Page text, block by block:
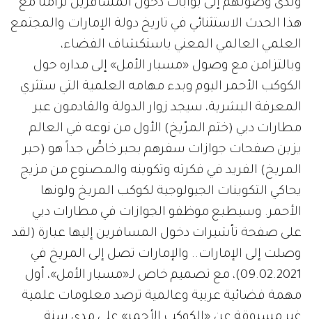
ولدى وصولهم إلى بوابات دخول المسافرين تزامناً مع
هذا الحدث الاستثنائي في تاريخ دولة الإمارات والمجتمع
العلمي العالمي المعني باستكشاف الفضاء،
وبالتزامن مع وصول «مسبار الأمل» إلى مداره حول
الكوكب الأحمر اليوم وبدء مهامه العلمية التي ستثري
المعرفة البشرية، سيجد زوار الدولة والقادمون عبر
مطارات دبي (ختم المرّيخ) الأول من نوعه في العالم
يزين صفحات جوازات سفرهم بحبر خاصٍّ جداً هو (حبر
المريخ) الفريد في فكرته وتكوينه والمصنوع من مزيج
يحاكي التكوينات الجيولوجية لكوكب المريخ ولونها
الأحمر. وسيطبع موظفو الجوازات في مطارات دبي
على صفحة تأشيرات دخول المسافرين إليها عبارة (لقد
وصلت إلى الإمارات.. والإمارات تصل إلى المريخ في
09.02.2021)، مع تصميم خاص لـ«مسبار الأمل»، أول
مهمة فضائية عربية وعالمية ترصد معلومات علمية